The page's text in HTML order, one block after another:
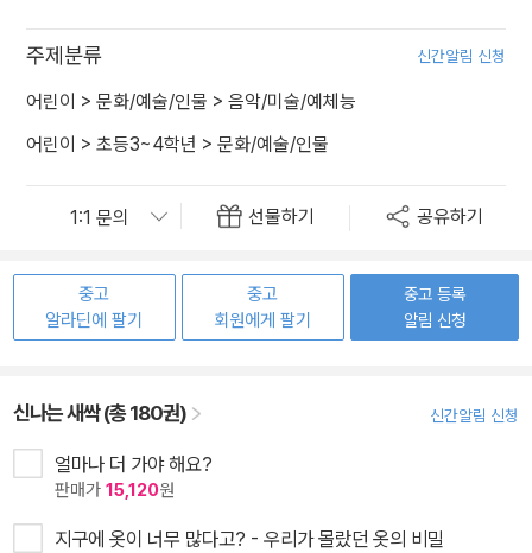
주제분류 신간알림 신청
어린이 > 문화/예술/인물 > 음악/미술/예체능
어린이 > 초등3~4학년 > 문화/예술/인물
선물하기 공유하기
중고
알라딘에 팔기
중고
회원에게 팔기
중고 등록
알림 신청
신나는 새싹 (총 180권) 신간알림 신청
얼마나 더 가야 해요?
판매가 15,120원
지구에 옷이 너무 많다고? - 우리가 몰랐던 옷의 비밀